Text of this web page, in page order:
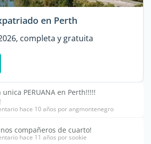
en Perth
completa y gratuita
PERUANA en Perth!!!!!
hace 10 años por angmontenegro
compañeros de cuarto!
hace 11 años por sookie